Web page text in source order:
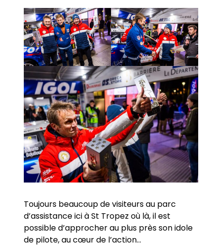
Toujours beaucoup de visiteurs au parc
d’assistance ici à St Tropez où là, il est
possible d’approcher au plus près son idole
de pilote, au cœur de l’action…